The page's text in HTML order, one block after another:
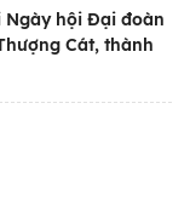
ủy Hà Nội
MTTQ Việt
Ngày hội Đại đoàn
Cát, thành